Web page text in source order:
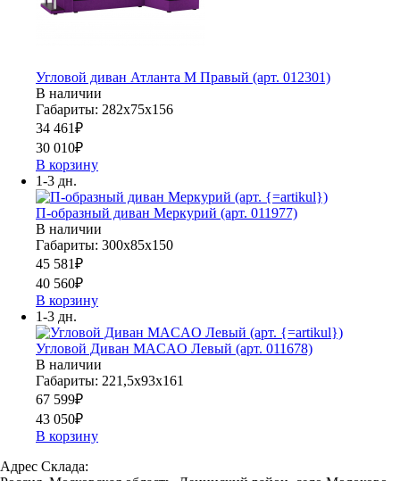
Угловой диван Атланта М Правый (арт. 012301)
В наличии
Габариты: 282х75х156
34 461₽
30 010₽
В корзину
1-3 дн.
П-образный диван Меркурий (арт. 011977)
В наличии
Габариты: 300х85х150
45 581₽
40 560₽
В корзину
1-3 дн.
Угловой Диван MACAO Левый (арт. 011678)
В наличии
Габариты: 221,5х93х161
67 599₽
43 050₽
В корзину
Адрес Склада: